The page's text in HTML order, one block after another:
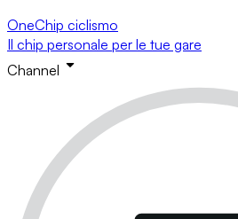
OneChip ciclismo
Il chip personale per le tue gare
Channel